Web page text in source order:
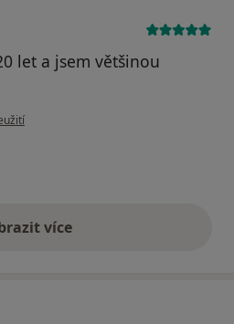
let a jsem většinou
uživatele N.M.
více
výše uvedené názory